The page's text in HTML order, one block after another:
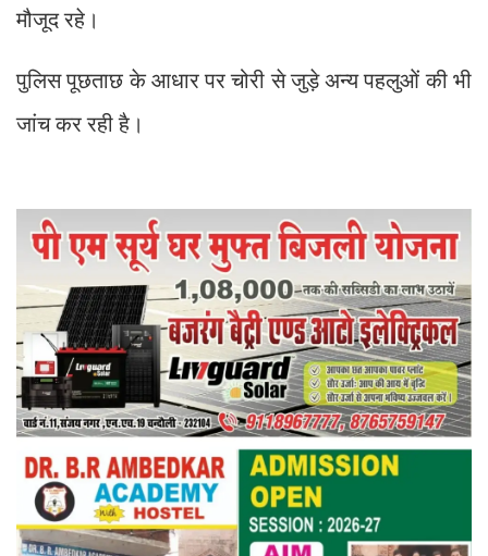
मौजूद रहे।
पुलिस पूछताछ के आधार पर चोरी से जुड़े अन्य पहलुओं की भी
जांच कर रही है।